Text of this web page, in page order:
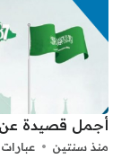
أجمل قصيدة عن
منذ سنتين